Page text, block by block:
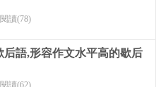
閱讀(78)
后語,形容作文水平高的歇后
閱讀(62)